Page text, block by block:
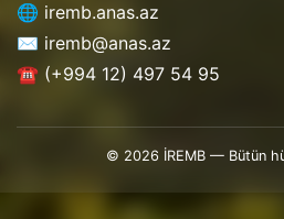
🌐 iremb.anas.az
✉️ iremb@anas.az
☎️ (+994 12) 497 54 95
© 2026 İREMB — Bütün